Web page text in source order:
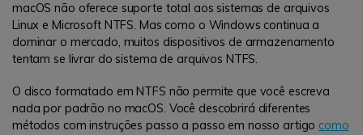
macOS não oferece suporte total aos sistemas de arquivos
Linux e Microsoft NTFS. Mas como o Windows continua a
dominar o mercado, muitos dispositivos de armazenamento
tentam se livrar do sistema de arquivos NTFS.
O disco formatado em NTFS não permite que você escreva
nada por padrão no macOS. Você descobrirá diferentes
métodos com instruções passo a passo em nosso artigo como